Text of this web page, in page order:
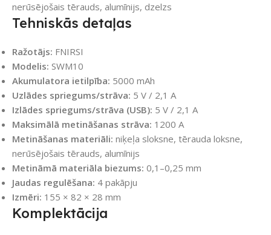
nerūsējošais tērauds, alumīnijs, dzelzs
Tehniskās detaļas
Ražotājs: FNIRSI
Modelis: SWM10
Akumulatora ietilpība: 5000 mAh
Uzlādes spriegums/strāva: 5 V / 2,1 A
Izlādes spriegums/strāva (USB): 5 V / 2,1 A
Maksimālā metināšanas strāva: 1200 A
Metināšanas materiāli: niķeļa sloksne, tērauda loksne,
nerūsējošais tērauds, alumīnijs
Metināmā materiāla biezums: 0,1–0,25 mm
Jaudas regulēšana: 4 pakāpju
Izmēri: 155 × 82 × 28 mm
Komplektācija